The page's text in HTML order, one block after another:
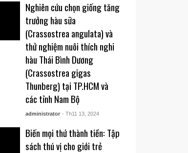
Nghiên cứu chọn giống tăng
trưởng hàu sữa
(Crassostrea angulata) và
thử nghiệm nuôi thích nghi
hàu Thái Bình Dương
(Crassostrea gigas
Thunberg) tại TP.HCM và
các tỉnh Nam Bộ
administrator - Th11 13, 2024
Biến mọi thứ thành tiền: Tập
sách thú vị cho giới trẻ